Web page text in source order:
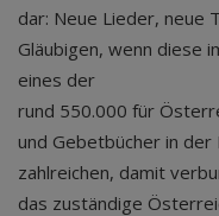
dar: Neue Lieder, neue
Gläubigen, wenn diese
eines der
rund 550.000 für
und Gebetbücher in
zahlreichen, damit
das zuständige